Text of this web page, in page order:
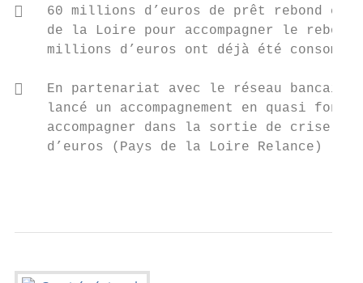
   60 millions d’euros de prêt rebond
de la Loire pour accompagner le
millions d’euros ont déjà été
   En partenariat avec le réseau
lancé un accompagnement en quasi
accompagner dans la sortie de crise,
    d’euros (Pays de la Loire Relance) ;